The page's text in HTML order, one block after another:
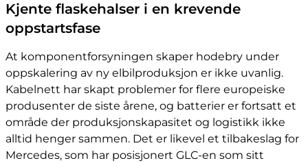
Kjente flaskehalser i en krevende
oppstartsfase
At komponentforsyningen skaper hodebry under
oppskalering av ny elbilproduksjon er ikke uvanlig.
Kabelnett har skapt problemer for flere europeiske
produsenter de siste årene, og batterier er fortsatt et
område der produksjonskapasitet og logistikk ikke
alltid henger sammen. Det er likevel et tilbakeslag for
Mercedes, som har posisjonert GLC-en som sitt